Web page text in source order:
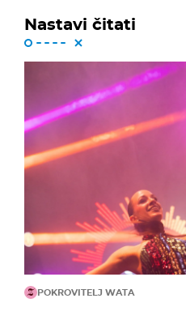
Nastavi čitati
POKROVITELJ WATA